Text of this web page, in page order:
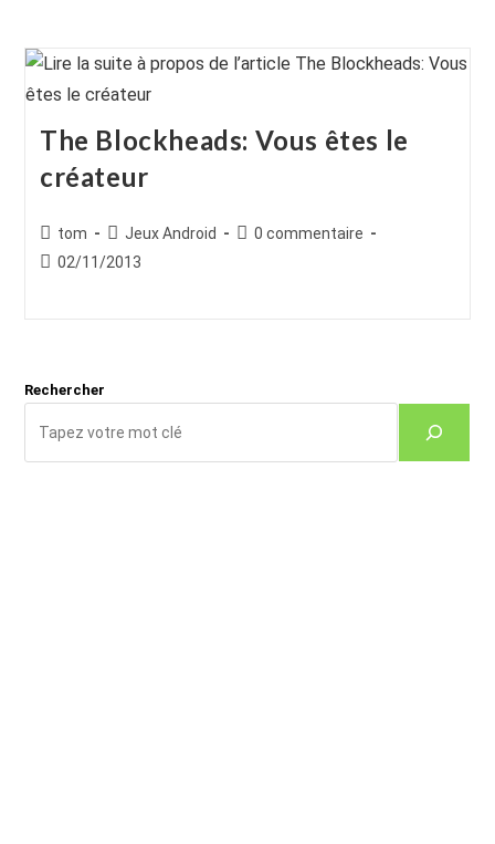
The Blockheads: Vous êtes le
créateur
Auteur/autrice
de
tom
Post
category:
Jeux Android
Commentaires
0 commentaire
Publication
02/11/2013
Rechercher